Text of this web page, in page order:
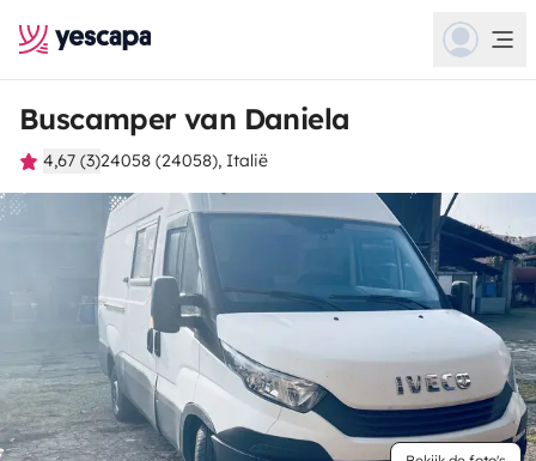
Buscamper van Daniela
4,67 (3)24058 (24058), Italië